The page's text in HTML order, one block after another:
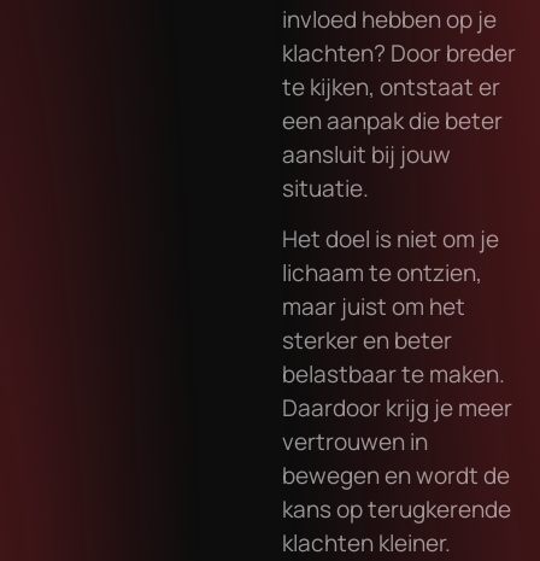
invloed hebben op je
klachten? Door breder
te kijken, ontstaat er
een aanpak die beter
aansluit bij jouw
situatie.
Het doel is niet om je
lichaam te ontzien,
maar juist om het
sterker en beter
belastbaar te maken.
Daardoor krijg je meer
vertrouwen in
bewegen en wordt de
kans op terugkerende
klachten kleiner.